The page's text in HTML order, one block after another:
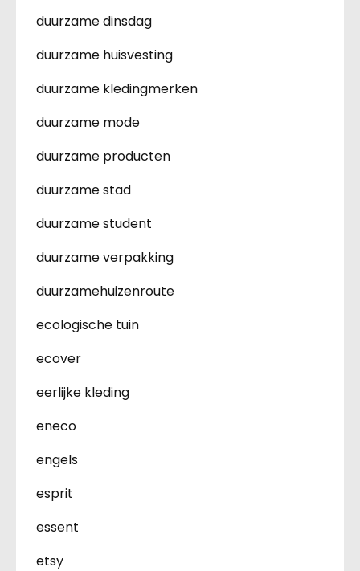
duurzame dinsdag
duurzame huisvesting
duurzame kledingmerken
duurzame mode
duurzame producten
duurzame stad
duurzame student
duurzame verpakking
duurzamehuizenroute
ecologische tuin
ecover
eerlijke kleding
eneco
engels
esprit
essent
etsy